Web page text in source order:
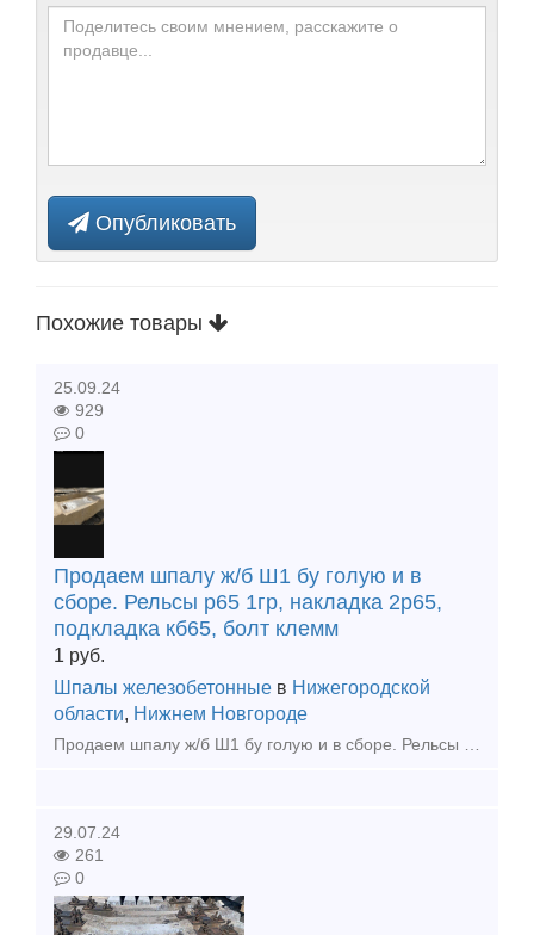
Опубликовать
Похожие товары
25.09.24
929
0
Продаем шпалу ж/б Ш1 бу голую и в
сборе. Рельсы р65 1гр, накладка 2р65,
подкладка кб65, болт клемм
1 руб.
Шпалы железобетонные в Нижегородской
области, Нижнем Новгороде
29.07.24
261
0